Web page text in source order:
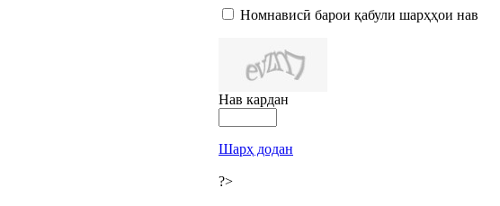
Номнависӣ барои қабули шарҳҳои нав
Нав кардан
Шарҳ додан
?>